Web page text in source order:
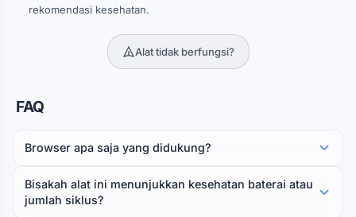
rekomendasi kesehatan.
Alat tidak berfungsi?
FAQ
Browser apa saja yang didukung?
Bisakah alat ini menunjukkan kesehatan baterai atau
jumlah siklus?